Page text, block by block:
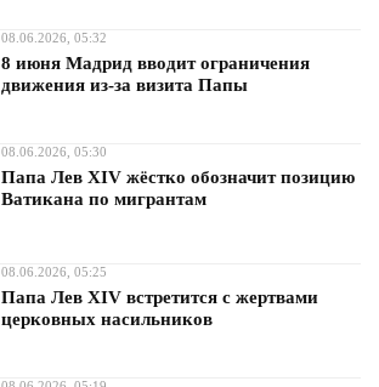
08.06.2026, 05:32
8 июня Мадрид вводит ограничения
движения из-за визита Папы
08.06.2026, 05:30
Папа Лев XIV жёстко обозначит позицию
Ватикана по мигрантам
08.06.2026, 05:25
Папа Лев XIV встретится с жертвами
церковных насильников